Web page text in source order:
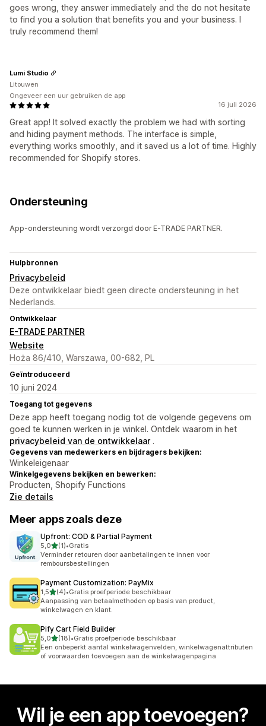
goes wrong, they answer immediately and the do not hesitate
to find you a solution that benefits you and your business. I
truly recommend them!
16 juli 2026
Great app! It solved exactly the problem we had with sorting
and hiding payment methods. The interface is simple,
everything works smoothly, and it saved us a lot of time. Highly
recommended for Shopify stores.
Lumi Studio
Litouwen
Ongeveer een uur gebruiken de app
Ondersteuning
App-ondersteuning wordt verzorgd door E-TRADE PARTNER.
Hulpbronnen
Privacybeleid
Deze ontwikkelaar biedt geen directe ondersteuning in het
Nederlands.
Ontwikkelaar
E-TRADE PARTNER
Website
Hoża 86/410, Warszawa, 00-682, PL
Geïntroduceerd
10 juni 2024
Toegang tot gegevens
Deze app heeft toegang nodig tot de volgende gegevens om
goed te kunnen werken in je winkel. Ontdek waarom in het
privacybeleid van de ontwikkelaar .
Gegevens van medewerkers en bijdragers bekijken:
Winkeleigenaar
Winkelgegevens bekijken en bewerken:
Producten, Shopify Functions
Zie details
Meer apps zoals deze
Upfront: COD & Partial Payment
5,0van 5 sterren
(1)
1 recensies in totaal
•Gratis
Verminder retouren door aanbetalingen te innen voor
remboursbestellingen
Payment Customization: PayMix
1,5van 5 sterren
(4)
4 recensies in totaal
•Gratis proefperiode beschikbaar
Aanpassing van betaalmethoden op basis van product,
winkelwagen en klant.
Pify Cart Field Builder
5,0van 5 sterren
(18)
18 recensies in totaal
•Gratis proefperiode beschikbaar
Een onbeperkt aantal winkelwagenvelden, winkelwagenattributen
of voorwaarden toevoegen aan de winkelwagenpagina
Wil je een app toevoegen?